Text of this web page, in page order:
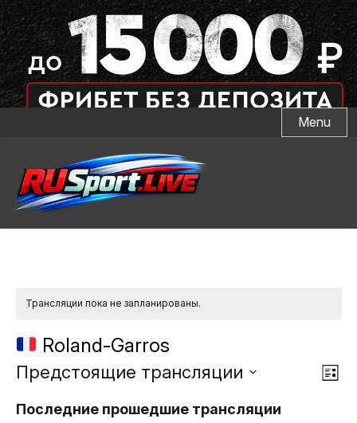
Menu
Трансляции пока не запланированы.
Roland-Garros
Предстоящие трансляции
дату.
Последние прошедшие трансляции